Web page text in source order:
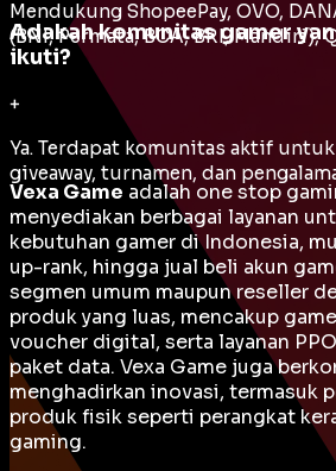
Mendukung ShopeePay, OVO,
(BNI, Permata, BCA, BRI, Mandiri),
Adakah komunitas gamer
ikuti?
+
Ya. Terdapat komunitas aktif
giveaway, turnamen, dan
Vexa Game adalahone stop
menyediakan berbagai layanan
kebutuhan gamer di Indonesia,
up-rank, hingga jual beli akun
segmen umum maupun reseller
produk yang luas, mencakup
voucher digital, serta layanan
paket data. Vexa Game juga
menghadirkan inovasi, termasuk
produk fisik seperti perangkat
gaming.